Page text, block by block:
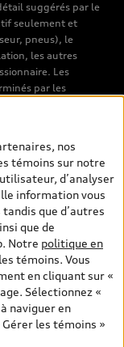
suggérés par le
seulement et
pneus), le
les autres
Les
par les
établis par les
taxes
et les frais
les taxes de
l’estimateur de
moyen de l’onglet
s’il a été
neufs et
(prix de vente
sur les
seulement,
offertes sur les
pour assurer
nos
témoins sur notre
d’analyser
information vous
que d’autres
que de
Notre politique en
témoins. Vous
en cliquant sur «
Sélectionnez «
naviguer en
les témoins »